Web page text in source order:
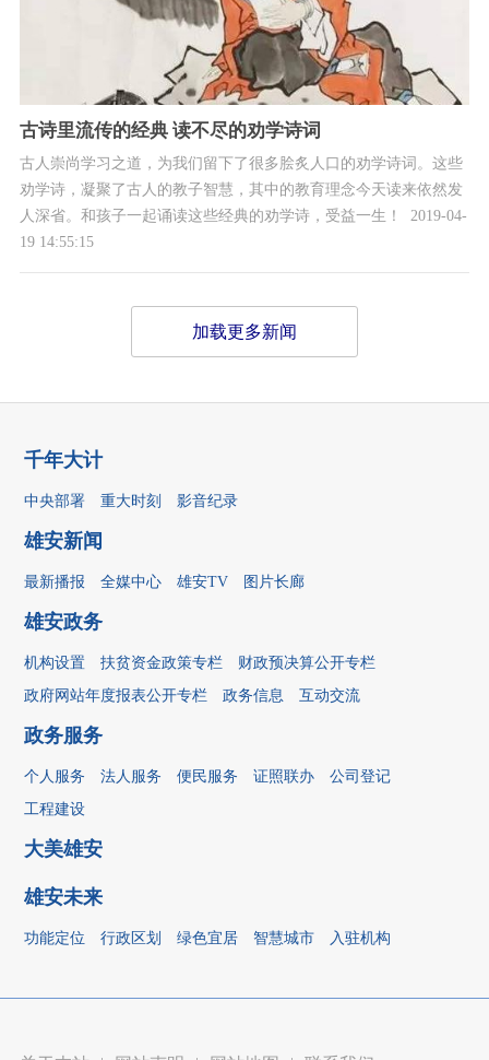
古诗里流传的经典 读不尽的劝学诗词
古人崇尚学习之道，为我们留下了很多脍炙人口的劝学诗词。这些
劝学诗，凝聚了古人的教子智慧，其中的教育理念今天读来依然发
人深省。和孩子一起诵读这些经典的劝学诗，受益一生！
2019-04-
19 14:55:15
加载更多新闻
千年大计
中央部署 重大时刻 影音纪录
雄安新闻
最新播报 全媒中心 雄安TV 图片长廊
雄安政务
机构设置 扶贫资金政策专栏
财政预决算公开专栏
政府网站年度报表公开专栏
政务信息 互动交流
政务服务
个人服务 法人服务 便民服务 证照联办
公司登记
工程建设
大美雄安
雄安未来
功能定位 行政区划 绿色宜居 智慧城市 入驻机构